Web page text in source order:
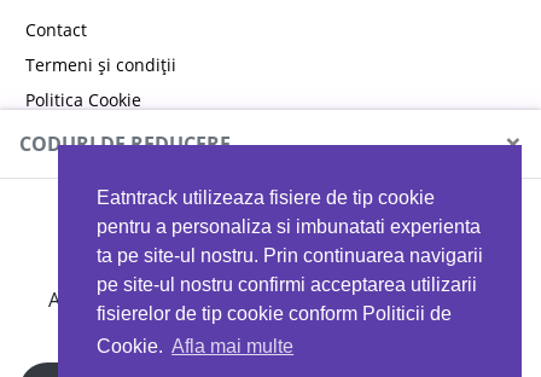
Eatntrack utilizeaza fisiere de tip cookie
pentru a personaliza si imbunatati experienta
ta pe site-ul nostru. Prin continuarea navigarii
pe site-ul nostru confirmi acceptarea utilizarii
fisierelor de tip cookie conform Politicii de
Cookie. Afla mai multe
Contact
Termeni și condiții
Politica Cookie
Politica de confidențialitate
CODURI DE REDUCERE ×
MYPROTEIN
Ai 40%reducere la orice comandă folosind codul
EATTRACK